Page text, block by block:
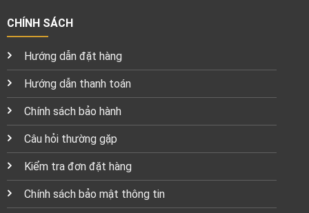
CHÍNH SÁCH
Hướng dẫn đặt hàng
Hướng dẫn thanh toán
Chính sách bảo hành
Câu hỏi thường gặp
Kiểm tra đơn đặt hàng
Chính sách bảo mật thông tin